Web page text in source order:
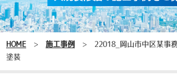
HOME > 施工事例 > 22018_岡山市中区某事
塗装